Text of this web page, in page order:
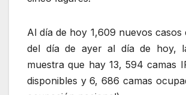
Al día de hoy 1,609 nuevos casos
del día de ayer al día de hoy,
muestra que hay 13, 594 camas
disponibles y 6, 686 camas